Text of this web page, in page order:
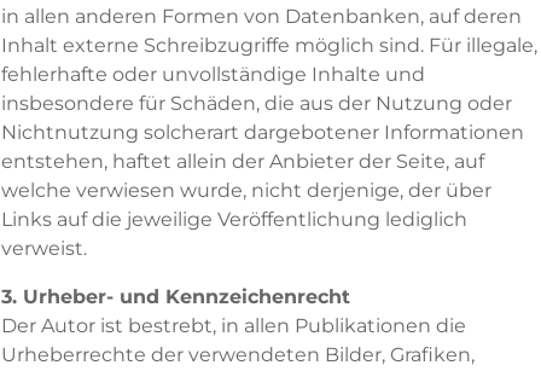
in allen anderen Formen von Datenbanken, auf deren
Inhalt externe Schreibzugriffe möglich sind. Für illegale,
fehlerhafte oder unvollständige Inhalte und
insbesondere für Schäden, die aus der Nutzung oder
Nichtnutzung solcherart dargebotener Informationen
entstehen, haftet allein der Anbieter der Seite, auf
welche verwiesen wurde, nicht derjenige, der über
Links auf die jeweilige Veröffentlichung lediglich
verweist.
3. Urheber- und Kennzeichenrecht
Der Autor ist bestrebt, in allen Publikationen die
Urheberrechte der verwendeten Bilder, Grafiken,